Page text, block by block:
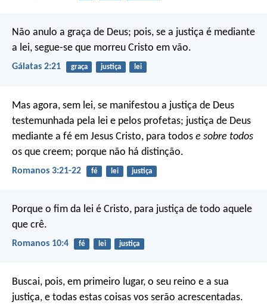
Não anulo a graça de Deus; pois, se a justiça é mediante
a lei, segue-se que morreu Cristo em vão.
Gálatas 2:21 graça justiça lei
Mas agora, sem lei, se manifestou a justiça de Deus
testemunhada pela lei e pelos profetas; justiça de Deus
mediante a fé em Jesus Cristo, para todos e sobre todos
os que creem; porque não há distinção.
Romanos 3:21-22 fé lei justiça
Porque o fim da lei é Cristo, para justiça de todo aquele
que crê.
Romanos 10:4 fé lei justiça
Buscai, pois, em primeiro lugar, o seu reino e a sua
justiça, e todas estas coisas vos serão acrescentadas.